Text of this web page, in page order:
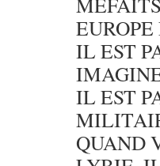
IL EST
IL EST
QUAND